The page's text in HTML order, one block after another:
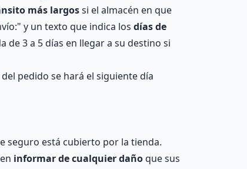
más largossi el almacén en que
y un texto que indica los días de
3 a 5 días en llegar a su destino si
pedido se hará el siguiente día
seguro está cubierto por la tienda.
informar de cualquier dañoque sus